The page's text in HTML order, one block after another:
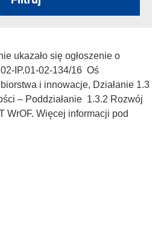
ukazało się ogłoszenie o
IP.01-02-134/16 Oś
i innowacje, Działanie 1.3
– Poddziałanie 1.3.2 Rozwój
WrOF. Więcej informacji pod